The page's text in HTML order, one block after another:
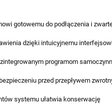
gotowemu do podłączenia i
dzięki intuicyjnemu
programom
przed przepływem
systemu ułatwia konserwację